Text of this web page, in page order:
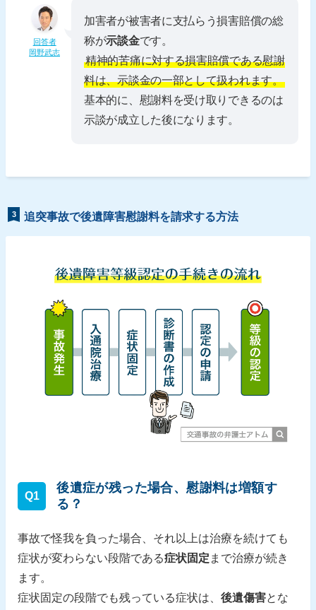
回答者
岡野武志
加害者が被害者に支払らう損害賠償の総
称が示談金です。
精神的苦痛に対する損害賠償である慰謝
料は、示談金の一部として扱われます。
基本的に、慰謝料を受け取りできるのは
示談が成立した後になります。
3 追突事故で後遺障害慰謝料を請求する方法
Q1
後遺症が残った場合、慰謝料は増額す
る？
事故で怪我を負った場合、それ以上は治療を続けても
症状が変わらない段階である症状固定 まで治療が続き
ます。
症状固定の段階でも残っている症状は、後遺傷害とな